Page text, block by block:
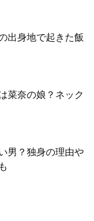
出身地で起きた飯
菜奈の娘？ネック
男？独身の理由や